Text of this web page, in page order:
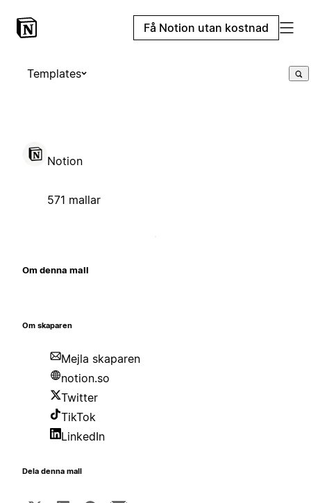
Få Notion utan kostnad
Templates
Notion
571 mallar
Om denna mall
Om skaparen
Mejla skaparen
notion.so
Twitter
TikTok
LinkedIn
Dela denna mall